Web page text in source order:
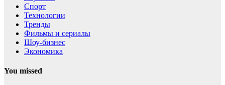
Спорт
Технологии
Тренды
Фильмы и сериалы
Шоу-бизнес
Экономика
You missed